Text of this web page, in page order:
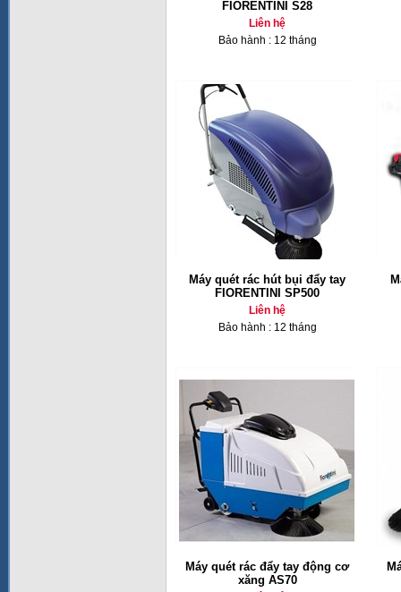
FIORENTINI S28
Liên hệ
Bảo hành : 12 tháng
Máy quét rác hút bụi đẩy tay
FIORENTINI SP500
Liên hệ
Bảo hành : 12 tháng
Máy quét rác đẩy tay động cơ
xăng AS70